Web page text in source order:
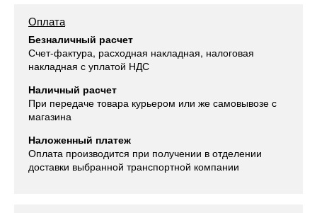
Оплата
Безналичный расчет
Счет-фактура, расходная накладная, налоговая
накладная с уплатой НДС
Наличный расчет
При передаче товара курьером или же самовывозе с
магазина
Наложенный платеж
Оплата производится при получении в отделении
доставки выбранной транспортной компании